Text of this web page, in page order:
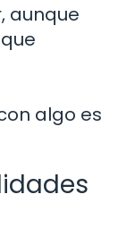
aunque
algo es